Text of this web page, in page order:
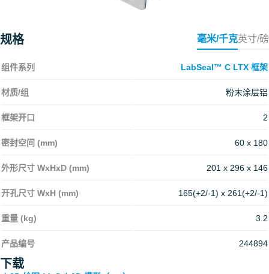
规格 毫米/千克英寸/磅
组件系列 LabSeal™ C LTX 框架
材质/组 粉末涂层铝
框架开口 2
密封空间 (mm) 60 x 180
外形尺寸 WxHxD (mm) 201 x 296 x 146
开孔尺寸 WxH (mm) 165(+2/-1) x 261(+2/-1)
重量 (kg) 3.2
产品编号 244894
下载